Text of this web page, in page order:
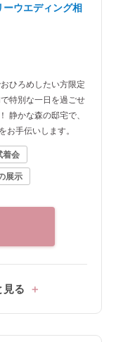
ーウエディング相
ひろめしたい方限定
特別な一日を過ごせ
静かな森の邸宅で、
お手伝いします。
着会
展示
見る